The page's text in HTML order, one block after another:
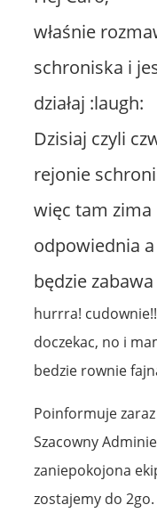
właśnie
schroniska i
działaj :laugh:
Dzisiaj czyli
rejonie
więc tam zima
odpowiednia
będzie
hurrra!
doczekac, no i
bedzie rownie
Poinformuje
Szacowny
zaniepokojona
zostajemy do 2go.